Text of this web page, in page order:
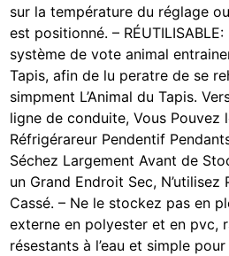
sur la température du réglage
est positionné. –
système de vote animal
Tapis, afin de lu peratre de se
simpment L’Animal du Tapis.
ligne de conduite, Vous Pouvez
Réfrigérareur Pendentif
Séchez Largement Avant de
un Grand Endroit Sec, N’utilisez
Cassé. – Ne le stockez pas en
externe en polyester et en pvc,
résestants à l’eau et simple